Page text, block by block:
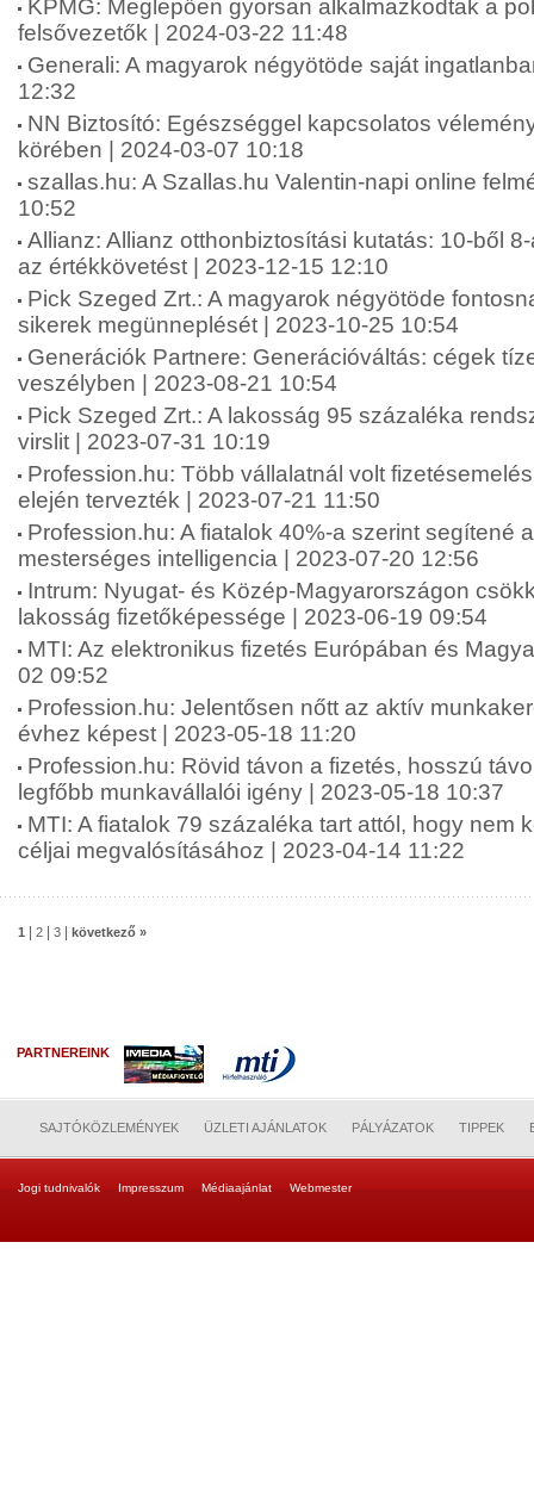
KPMG: Meglepően gyorsan alkalmazkodtak a
felsővezetők | 2024-03-22 11:48
Generali: A magyarok négyötöde saját
12:32
NN Biztosító: Egészséggel kapcsolatos
körében | 2024-03-07 10:18
szallas.hu: A Szallas.hu Valentin-napi online
10:52
Allianz: Allianz otthonbiztosítási kutatás: 10-ből
az értékkövetést | 2023-12-15 12:10
Pick Szeged Zrt.: A magyarok négyötöde
sikerek megünneplését | 2023-10-25 10:54
Generációk Partnere: Generációváltás: cégek
veszélyben | 2023-08-21 10:54
Pick Szeged Zrt.: A lakosság 95 százaléka
virslit | 2023-07-31 10:19
Profession.hu: Több vállalatnál volt
elején tervezték | 2023-07-21 11:50
Profession.hu: A fiatalok 40%-a szerint segítené
mesterséges intelligencia | 2023-07-20 12:56
Intrum: Nyugat- és Közép-Magyarországon
lakosság fizetőképessége | 2023-06-19 09:54
MTI: Az elektronikus fizetés Európában és
02 09:52
Profession.hu: Jelentősen nőtt az aktív
évhez képest | 2023-05-18 11:20
Profession.hu: Rövid távon a fizetés, hosszú
legfőbb munkavállalói igény | 2023-05-18 10:37
MTI: A fiatalok 79 százaléka tart attól, hogy nem
céljai megvalósításához | 2023-04-14 11:22
1 2 3 következő »
PARTNEREINK
SAJTÓKÖZLEMÉNYEK ÜZLETI AJÁNLATOK PÁLYÁZATOK TIPPEK
Jogi tudnivalók Impresszum Médiaajánlat Webmester